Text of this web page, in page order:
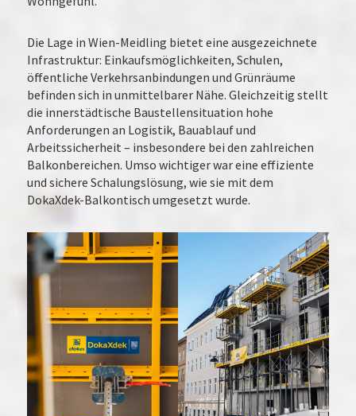
Die Lage in Wien-Meidling bietet eine ausgezeichnete
Infrastruktur: Einkaufsmöglichkeiten, Schulen,
öffentliche Verkehrsanbindungen und Grünräume
befinden sich in unmittelbarer Nähe. Gleichzeitig stellt
die innerstädtische Baustellensituation hohe
Anforderungen an Logistik, Bauablauf und
Arbeitssicherheit – insbesondere bei den zahlreichen
Balkonbereichen. Umso wichtiger war eine effiziente
und sichere Schalungslösung, wie sie mit dem
DokaXdek-Balkontisch umgesetzt wurde.